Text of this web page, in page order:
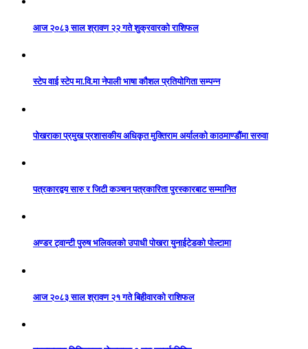
आज २०८३ साल श्रावण २२ गते शुक्रवारको राशिफल
स्टेप वाई स्टेप मा.वि.मा नेपाली भाषा कौशल प्रतियोगिता सम्पन्न
पोखराका प्रमुख प्रशासकीय अधिकृत मुक्तिराम अर्यालको काठमाण्डौंमा सरुवा
पत्रकारद्वय सारु र जिटी कञ्चन पत्रकारिता पुरस्कारबाट सम्मानित
अण्डर ट्वान्टी पुरुष भलिवलको उपाधी पोखरा युनाईटेडको पोल्टामा
आज २०८३ साल श्रावण २१ गते बिहीवारको राशिफल